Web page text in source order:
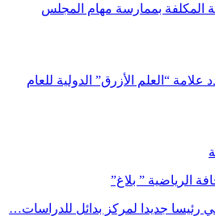
المكلفة بممارسة مهام المجلس
علامة “العلم الأزرق” الدولية للعام
الرياضية ” بلاغ”
رئيسا جديدا لمركز بدائل للدراسات…